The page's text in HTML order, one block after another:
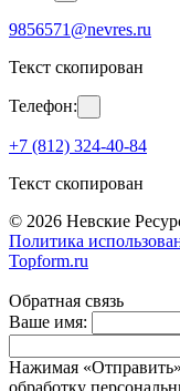
9856571@nevres.ru
Текст скопирован
Телефон:
+7 (812) 324-40-84
Текст скопирован
© 2026 Невские
Политика
Topform.ru
Обратная связь
Ваше имя:
Нажимая
обработку